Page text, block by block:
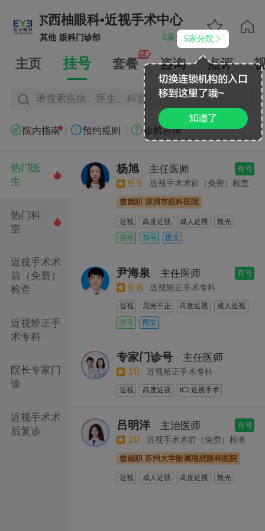
爱尔西柚眼科•近视手术中心 爱尔西柚
其他 眼科门诊部 5家分院 
 
5家分院 
主页 挂号 套餐
优惠
咨询 点评
请搜索疾病、医生、科室
 院内指南 预约规则 诊前咨询
热门医
生

热门科
室

近视手术术
前（免费）
检查
近视矫正手
术专科
院长专家门
诊
近视手术术
后复诊
杨旭 主任医师 有号
9.5 近视手术术前（免费）检查
曾就职 深圳市眼科医院
近视 高度近视 成人近视
散光
全飞秒激光手术
半飞秒激光手术
挂号 加号 图文
尹海泉 主任医师 有号
9.8 近视矫正手术专科
近视 屈光不正 高度近视
成人近视
远视
ICL晶体植入手术
激光近视手术
挂号 图文
专家门诊号 主任医师
10 近视矫正手术专科
近视 高度近视
ICL近视手术
半飞秒激光手术
吕明洋 主治医师 有号
10 近视手术术前（免费）检查
曾就职 苏州大学附属理想眼科医院
近视 成人近视 高度近视
散光